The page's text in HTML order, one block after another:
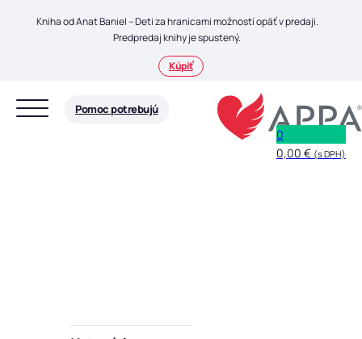
Kniha od Anat Baniel – Deti za hranicami možností opäť v predaji.
Predpredaj knihy je spustený.
Kúpiť
Pomoc potrebujú
0
0,00 € (s DPH)